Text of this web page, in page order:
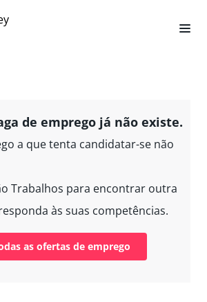
de emprego já não existe.
a que tenta candidatar-se não
Trabalhos para encontrar outra
às suas competências.
as ofertas de emprego